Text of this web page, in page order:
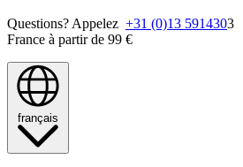
Questions? Appelez +31 (0)13 5914303
France à partir de 99 €
français